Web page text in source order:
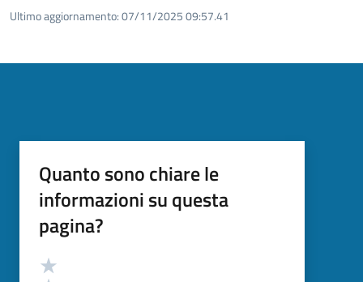
Ultimo aggiornamento:07/11/2025 09:57.41
Quanto sono chiare le
informazioni su questa
pagina?
Valutazione